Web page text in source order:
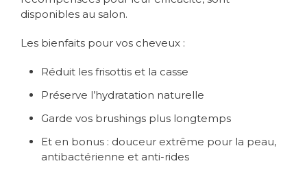
disponibles au salon.
Les bienfaits pour vos cheveux :
Réduit les frisottis et la casse
Préserve l’hydratation naturelle
Garde vos brushings plus longtemps
Et en bonus : douceur extrême pour la peau,
antibactérienne et anti-rides